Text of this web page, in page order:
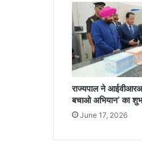
राज्यपाल ने
बचाओ अभियान’ का
June 17, 2026